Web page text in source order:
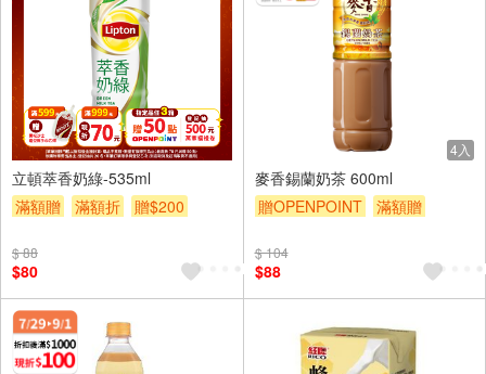
4入
立頓萃香奶綠-535ml
滿額贈
滿額折 贈$200
$ 88
$80
4入
麥香錫蘭奶茶 600ml
贈OPENPOINT
滿額贈
$ 104
$88